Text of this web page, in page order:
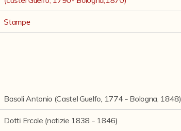
Stampe
Basoli Antonio (Castel Guelfo, 1774 - Bologna, 1848)
Dotti Ercole (notizie 1838 - 1846)